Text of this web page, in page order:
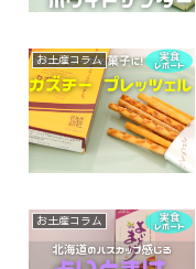
お土産コラム
お土産コラム